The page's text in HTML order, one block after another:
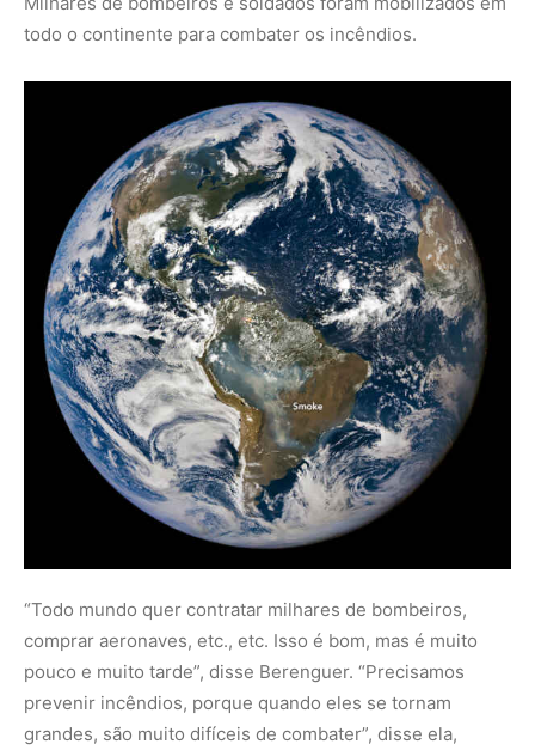
“Todo mundo quer contratar milhares de bombeiros,
comprar aeronaves, etc., etc. Isso é bom, mas é muito
pouco e muito tarde”, disse Berenguer. “Precisamos
prevenir incêndios, porque quando eles se tornam
grandes, são muito difíceis de combater”, disse ela,
defendendo medidas mais duras contra o desmatamento
e as emissões de gases de efeito estufa que aquecem o
planeta.
Nunca perca uma notícia da Amazônia
Controle o que você vê no Google
Fontes Preferenciais
: escolha os
veículos que aparecem com prioridade. Adicione a
Revista Amazôniae garanta cobertura exclusiva sempre
em destaque.